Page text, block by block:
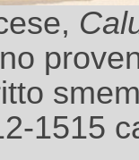
1515